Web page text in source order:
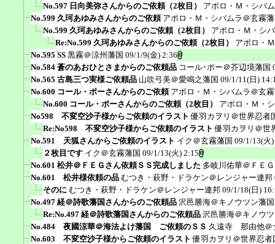
No.597 日向美弥さんからのご依頼（2枚目）
アポロ・Ｍ・シバ
No.599 久珂あゆみさんからのご依頼 アポロ・Ｍ・シバムラ＠玄霧
No.599 久珂あゆみさんからのご依頼（2枚目）
アポロ・Ｍ・シ
Re:No.599 久珂あゆみさんからのご依頼（2枚目）
アポロ・
No.595 SS 黒霧＠涼州藩国 09/1/9(金) 2:36
No.584 蒼のあおひとさまからのご依頼品 コール･ポー＠芥辺境藩国
No.565 古島三つ実様ご依頼品 山吹弓美＠愛鳴之藩国 09/1/11(日)
No.600 コール・ポーさんからのご依頼 アポロ・Ｍ・シバムラ＠玄
No.600 コール・ポーさんからのご依頼（2枚目）
アポロ・Ｍ・
No598 不変空沙子様からご依頼のイラスト 優羽カヲリ＠世界忍者
Re:No598 不変空沙子様からご依頼のイラスト 優羽カヲリ＠世
No.591 天狐さんからご依頼のイラスト イク＠玄霧藩国 09/1/13(火
２枚目です イク＠玄霧藩国 09/1/13(火) 2:15
No.601 松井＠ＦＥＧさん依頼ＳＳ完成しました 多岐川佑華＠ＦＥＧ
No.601 松井様依頼の品 むつき・萩野・ドラケン＠レンジャー連邦
そのに むつき・萩野・ドラケン＠レンジャー連邦 09/1/18(日)
No.497 経＠詩歌藩国さんからのご依頼品 沢邑勝海＠キノウツン藩国
Re:No.497 経＠詩歌藩国さんからのご依頼品 沢邑勝海＠キノウ
No.484 夜國涼華＠海法よけ藩国 ご依頼のＳＳ 久遠寺 那由他＠
No.603 不変空沙子様からご依頼のイラスト 優羽カヲリ＠世界忍者